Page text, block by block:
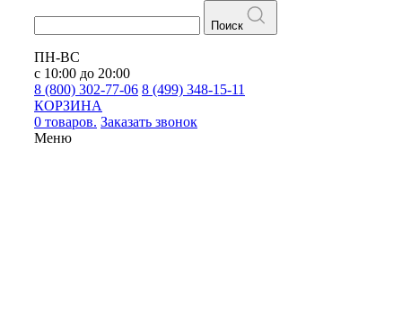
Поиск
ПН-ВС
с 10:00 до 20:00
8 (800) 302-77-06 8 (499) 348-15-11
КОРЗИНА
0 товаров. Заказать звонок
Меню